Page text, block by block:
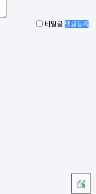
비밀글 댓글등록